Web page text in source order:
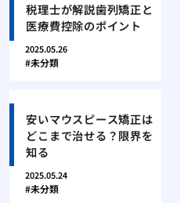
税理士が解説歯列矯正と
医療費控除のポイント
2025.05.26
未分類
安いマウスピース矯正は
どこまで治せる？限界を
知る
2025.05.24
未分類